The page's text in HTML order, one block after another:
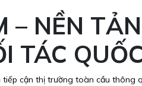
– NỀN
TÁC
cận thị trường toàn cầu thông